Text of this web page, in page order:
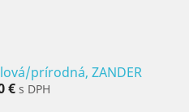
prírodná, ZANDER
€ s DPH